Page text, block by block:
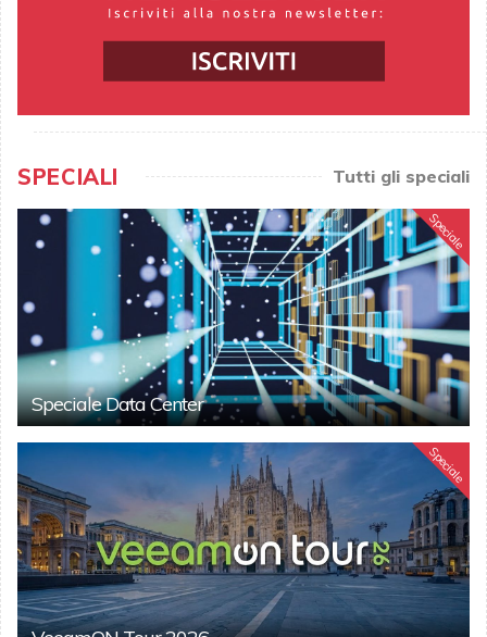
SPECIALI Tutti gli speciali
Speciale
Speciale Data Center
Speciale